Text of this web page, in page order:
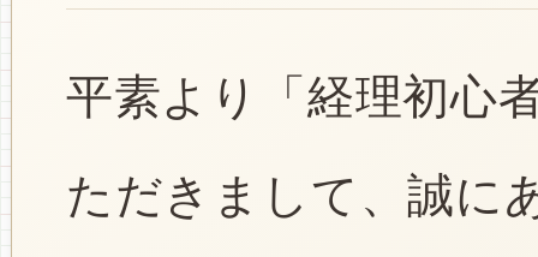
平素より「経理初心
ただきまして、誠に